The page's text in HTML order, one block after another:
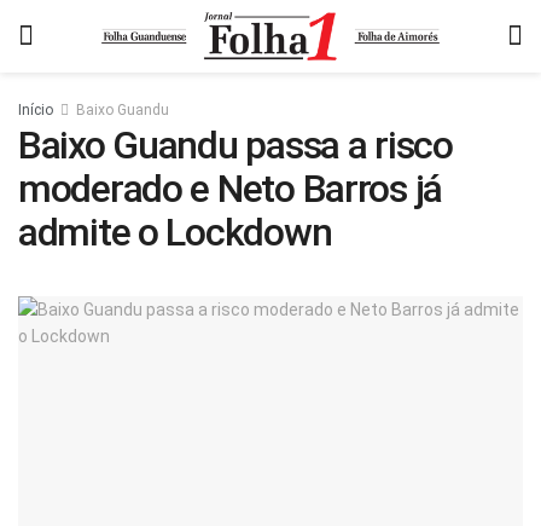
Início Baixo Guandu
Baixo Guandu passa a risco
moderado e Neto Barros já
admite o Lockdown